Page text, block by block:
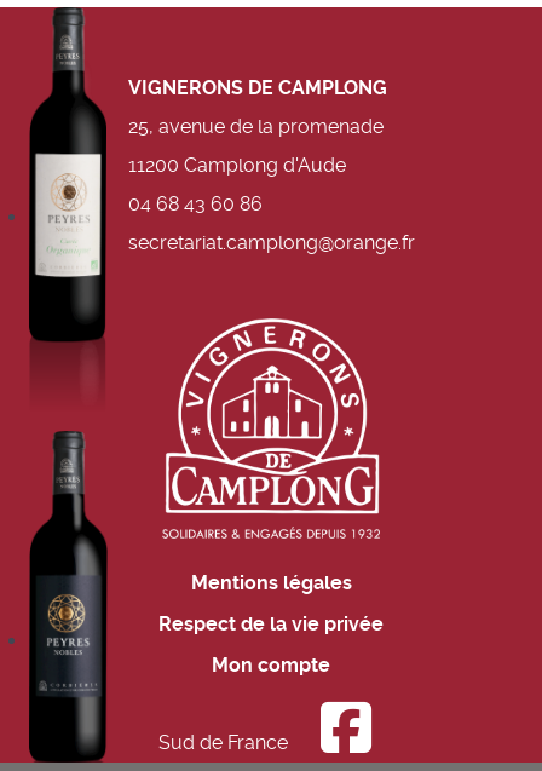
VIGNERONS DE CAMPLONG
25, avenue de la promenade
11200 Camplong d'Aude
04 68 43 60 86
secretariat.camplong@orange.fr
Mentions légales
Respect de la vie privée
Mon compte
Sud de France